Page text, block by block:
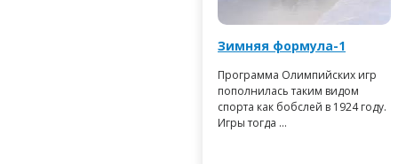
Зимняя формула-1
Программа Олимпийских игр
пополнилась таким видом
спорта как бобслей в 1924 году.
Игры тогда ...